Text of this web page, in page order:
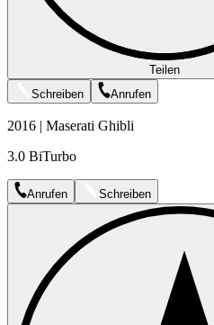
Teilen
Schreiben
Anrufen
2016 | Maserati Ghibli
3.0 BiTurbo
Anrufen Schreiben